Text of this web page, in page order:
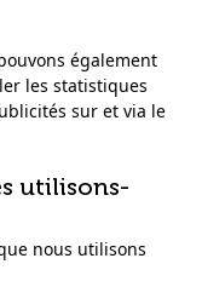
également
les statistiques
sur et via le
utilisons-
nous utilisons